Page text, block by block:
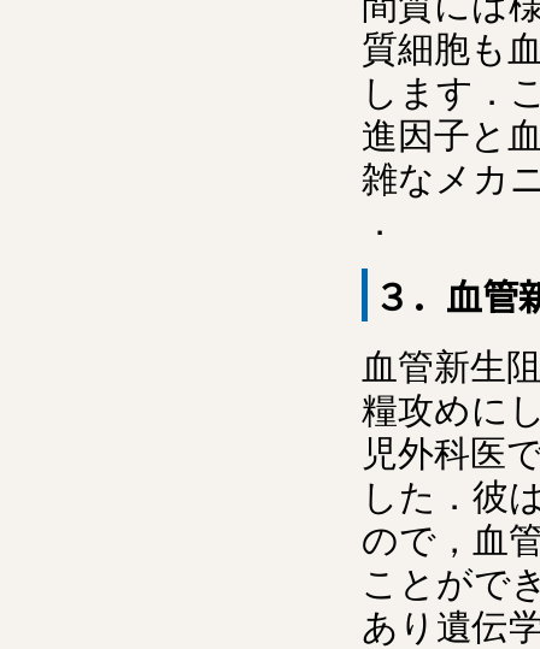
質細胞も
します．
進因子と
雑なメカ
．
３．血管
血管新生
糧攻めに
児外科医
した．彼
ので，血
ことがで
あり遺伝